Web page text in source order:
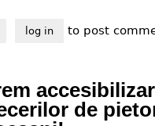
,,focșani, orașul
log in to post
de